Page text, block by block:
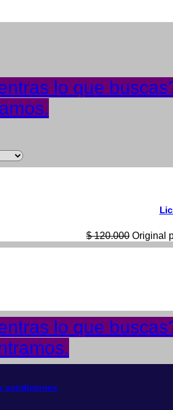
lo que
$120.000 Original
lo que
condiciones